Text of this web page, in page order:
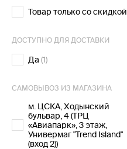
Товар только со скидкой
ДОСТУПНО ДЛЯ ДОСТАВКИ
Да (1)
САМОВЫВОЗ ИЗ МАГАЗИНА
м. ЦСКА, Ходынский
бульвар, 4 (ТРЦ
«Авиапарк», 3 этаж,
Универмаг "Trend Island"
(вход 2))